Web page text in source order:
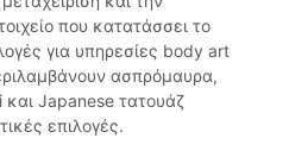
που κατατάσσει το
για υπηρεσίες body art
ασπρόμαυρα,
Japanese τατουάζ
επιλογές.